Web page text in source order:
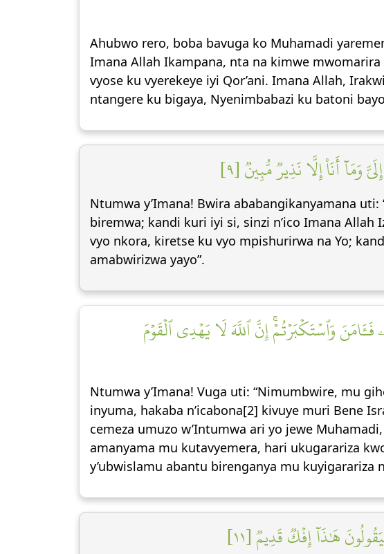
Ahubwo rero, boba bavuga ko Muhamadi
Imana Allah Ikampana, nta na kimwe
vyose ku vyerekeye iyi Qor’ani. Imana Allah,
ntangere ku bigaya, Nyenimbabazi ku batoni
أَنَا۠ إِلَّا نَذِيرٞ مُّبِينٞ [٩]
Ntumwa y’Imana! Bwira ababangikanyamana
biremwa; kandi kuri iyi si, sinzi n’ico Imana
vyo nkora, kiretse ku vyo mpishurirwa na Yo;
amabwirizwa yayo”.
وَٱسۡتَكۡبَرۡتُمۡۚ إِنَّ ٱللَّهَ لَا يَهۡدِي ٱلۡقَوۡمَ
Ntumwa y’Imana! Vuga uti: “Nimumbwire, mu
inyuma, hakaba n’icabona[2] kivuye muri Bene
cemeza umuzo w’Intumwa ari yo jewe
amanyama mu kutavyemera, hari ukugarariza
y’ubwislamu abantu birenganya mu kuyigarariza
هَٰذَآ إِفۡكٞ قَدِيمٞ [١١]